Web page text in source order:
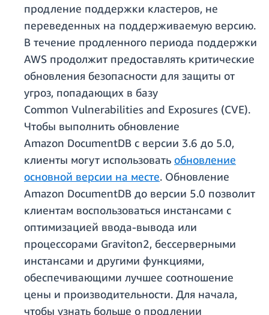
продление поддержки кластеров, не
переведенных на поддерживаемую версию.
В течение продленного периода поддержки
AWS продолжит предоставлять критические
обновления безопасности для защиты от
угроз, попадающих в базу
Common Vulnerabilities and Exposures (CVE).
Чтобы выполнить обновление
Amazon DocumentDB с версии 3.6 до 5.0,
клиенты могут использовать обновление
основной версии на месте. Обновление
Amazon DocumentDB до версии 5.0 позволит
клиентам воспользоваться инстансами с
оптимизацией ввода-вывода или
процессорами Graviton2, бессерверными
инстансами и другими функциями,
обеспечивающими лучшее соотношение
цены и производительности. Для начала,
чтобы узнать больше о продлении